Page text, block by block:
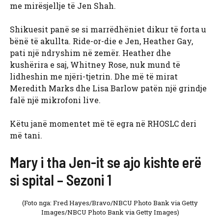
me mirësjellje të Jen Shah.
Shikuesit panë se si marrëdhëniet dikur të forta u
bënë të akullta. Ride-or-die e Jen, Heather Gay,
pati një ndryshim në zemër. Heather dhe
kushërira e saj, Whitney Rose, nuk mund të
lidheshin me njëri-tjetrin. Dhe më të mirat
Meredith Marks dhe Lisa Barlow patën një grindje
falë një mikrofoni live.
Këtu janë momentet më të egra në RHOSLC deri
më tani.
Mary i tha Jen-it se ajo kishte erë
si spital – Sezoni 1
(Foto nga: Fred Hayes/Bravo/NBCU Photo Bank via Getty
Images/NBCU Photo Bank via Getty Images)